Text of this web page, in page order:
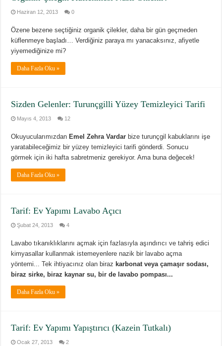
Haziran 12, 2013 0
Özene bezene seçtiğiniz organik çilekler, daha bir gün geçmeden
küflenmeye başladı… Verdiğiniz paraya mı yanacaksınız, afiyetle
yiyemediğinize mi?
Daha Fazla Oku »
Sizden Gelenler: Turunçgilli Yüzey Temizleyici Tarifi
Mayıs 4, 2013 12
Okuyucularımızdan Emel Zehra Vardar bize turunçgil kabuklarını işe
yaratabileceğimiz bir yüzey temizleyici tarifi gönderdi. Sonucu
görmek için iki hafta sabretmeniz gerekiyor. Ama buna değecek!
Daha Fazla Oku »
Tarif: Ev Yapımı Lavabo Açıcı
Şubat 24, 2013 4
Lavabo tıkanıklıklarını açmak için fazlasıyla aşındırıcı ve tahriş edici
kimyasallar kullanmak istemeyenlere nazik bir lavabo açma
yöntemi... Tek ihtiyacınız olan biraz karbonat veya çamaşır sodası,
biraz sirke, biraz kaynar su, bir de lavabo pompası...
Daha Fazla Oku »
Tarif: Ev Yapımı Yapıştırıcı (Kazein Tutkalı)
Ocak 27, 2013 2